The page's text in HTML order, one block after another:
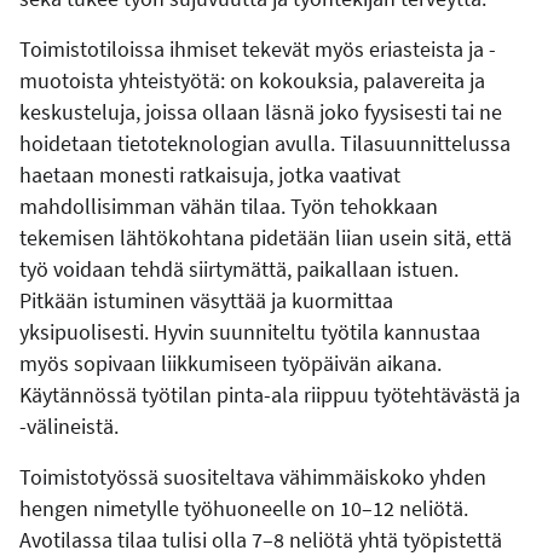
Toimistotiloissa ihmiset tekevät myös eriasteista ja -
muotoista yhteistyötä: on kokouksia, palavereita ja
keskusteluja, joissa ollaan läsnä joko fyysisesti tai ne
hoidetaan tietoteknologian avulla. Tilasuunnittelussa
haetaan monesti ratkaisuja, jotka vaativat
mahdollisimman vähän tilaa. Työn tehokkaan
tekemisen lähtökohtana pidetään liian usein sitä, että
työ voidaan tehdä siirtymättä, paikallaan istuen.
Pitkään istuminen väsyttää ja kuormittaa
yksipuolisesti. Hyvin suunniteltu työtila kannustaa
myös sopivaan liikkumiseen työpäivän aikana.
Käytännössä työtilan pinta-ala riippuu työtehtävästä ja
-välineistä.
Toimistotyössä suositeltava vähimmäiskoko yhden
hengen nimetylle työhuoneelle on 10–12 neliötä.
Avotilassa tilaa tulisi olla 7–8 neliötä yhtä työpistettä